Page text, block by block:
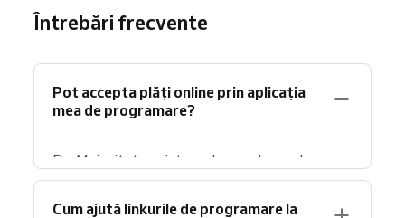
Întrebări frecvente
Pot accepta plăți online prin aplicația
mea de programare?
Da. Majoritatea sistemelor moderne de
programare permit clienților săplătească
online direct la rezervare, ceea ce le asigură
Cum ajută linkurile de programare la